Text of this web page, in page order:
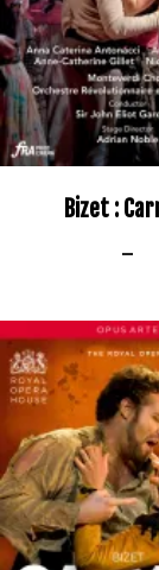
Bizet :
–